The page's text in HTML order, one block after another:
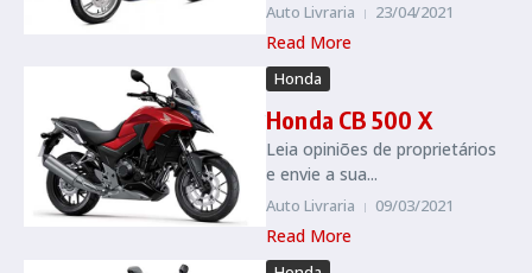
Auto Livraria 23/04/2021
Read More
Honda
Honda CB 500 X
Leia opiniões de proprietários
e envie a sua...
Auto Livraria 09/03/2021
Read More